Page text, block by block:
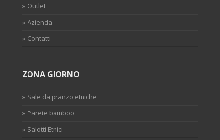
Outlet
Azienda
Contatti
ZONA GIORNO
Sale da pranzo etniche
Parete bamboo
Salotti Etnici